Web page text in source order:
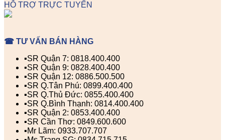
HỖ TRỢ TRỰC TUYẾN
☎ TƯ VẤN BÁN HÀNG
▪️SR Quận 7: 0818.400.400
▪️SR Quận 9: 0828.400.400
▪️SR Quận 12: 0886.500.500
▪️SR Q.Tân Phú: 0899.400.400
▪️SR Q.Thủ Đức: 0855.400.400
▪️SR Q.Bình Thạnh: 0814.400.400
▪️SR Quận 2: 0853.400.400
▪️SR Cần Thơ: 0849.600.600
▪️Mr Lãm: 0933.707.707